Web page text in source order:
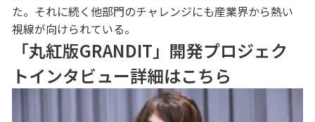
た。それに続く他部門のチャレンジにも産業界から熱い
視線が向けられている。
「丸紅版GRANDIT」開発プロジェク
トインタビュー詳細はこちら